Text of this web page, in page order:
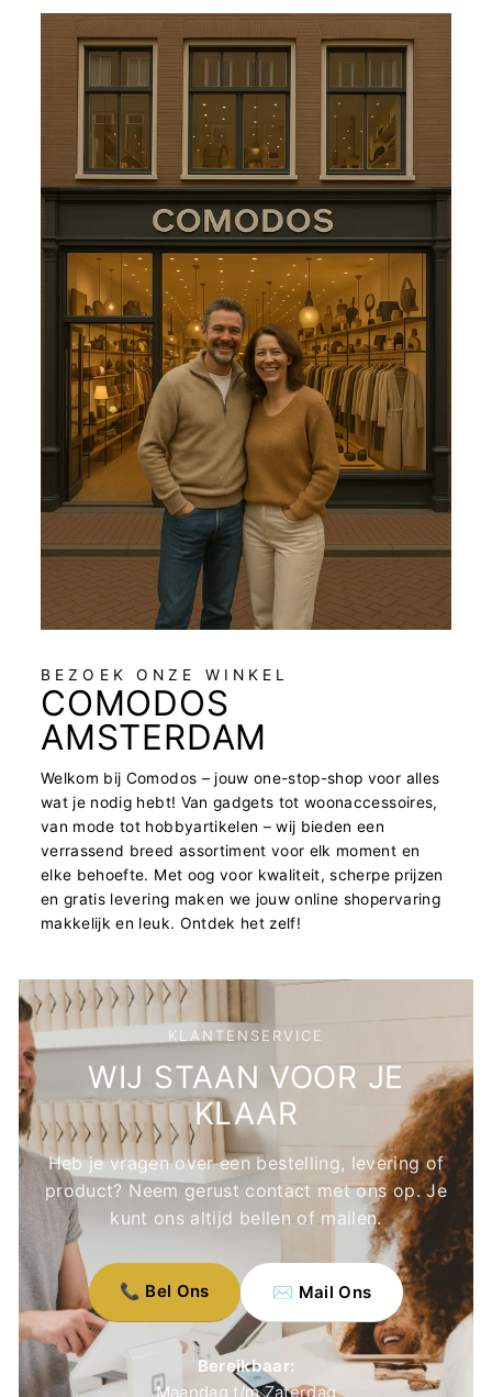
BEZOEK ONZE WINKEL
COMODOS
AMSTERDAM
Welkom bij Comodos – jouw one-stop-shop voor alles
wat je nodig hebt! Van gadgets tot woonaccessoires,
van mode tot hobbyartikelen – wij bieden een
verrassend breed assortiment voor elk moment en
elke behoefte. Met oog voor kwaliteit, scherpe prijzen
en gratis levering maken we jouw online shopervaring
makkelijk en leuk. Ontdek het zelf!
KLANTENSERVICE
WIJ STAAN VOOR JE
KLAAR
Heb je vragen over een bestelling, levering of
product? Neem gerust contact met ons op. Je
kunt ons altijd bellen of mailen.
📞 Bel Ons ✉️ Mail Ons
Bereikbaar:
Maandag t/m Zaterdag